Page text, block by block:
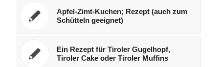
Apfel-Zimt-Kuchen; Rezept (auch zum
Schütteln geeignet)
Ein Rezept für Tiroler Gugelhopf,
Tiroler Cake oder Tiroler Muffins